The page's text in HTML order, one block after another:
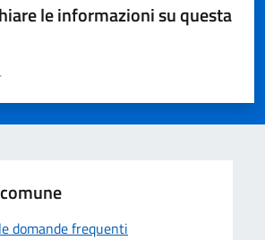
le informazioni su questa
pagina
5 stelle su 5
stelle su 5
su 5
5
domande frequenti